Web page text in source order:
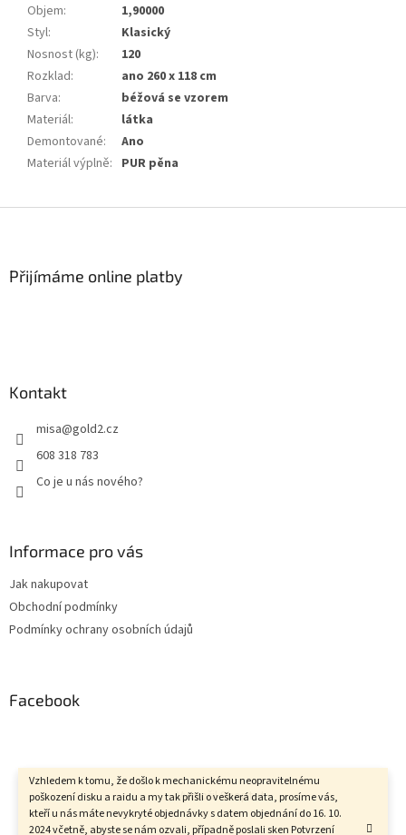
Vzhledem k tomu, že došlo k mechanickému neopravitelnému
poškození disku a raidu a my tak přišli o veškerá data, prosíme vás,
kteří u nás máte nevykryté objednávky s datem objednání do 16. 10.
2024 včetně, abyste se nám ozvali, případně poslali sken Potvrzení
Objem:
1,90000
Styl:
Klasický
Nosnost (kg):
120
Rozklad:
ano 260 x 118 cm
Barva:
béžová se vzorem
Materiál:
látka
Demontované:
Ano
Materiál výplně: PUR pěna
Přijímáme online platby
Kontakt
misa@gold2.cz
608 318 783
Co je u nás nového?
Informace pro vás
Jak nakupovat
Obchodní podmínky
Podmínky ochrany osobních údajů
Facebook
Vytvořil Shoptet